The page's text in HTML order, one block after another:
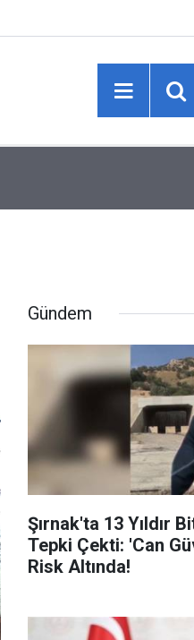
Gündem
Şırnak'ta 13 Yıldır
Tepki Çekti: 'Can
Risk Altında!